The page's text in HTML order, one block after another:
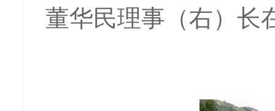
董华民理事（右）长